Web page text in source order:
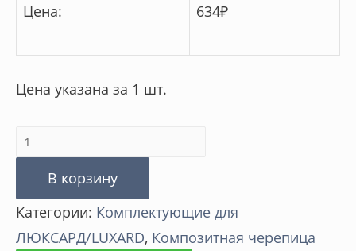
Цена: 634₽
Цена указана за 1 шт.
Количество
товара
Заглушка
конька
полукруглого
В корзину
Категории: Комплектующие для
ЛЮКСАРД/LUXARD, Композитная черепица